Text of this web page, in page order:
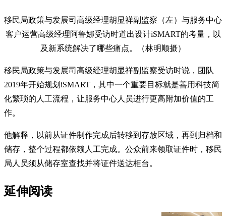
移民局政策与发展司高级经理胡显祥副监察（左）与服务中心
客户运营高级经理阿鲁娜受访时道出设计iSMART的考量，以
及新系统解决了哪些痛点。（林明顺摄）
移民局政策与发展司高级经理胡显祥副监察受访时说，团队
2019年开始规划iSMART，其中一个重要目标就是善用科技简
化繁琐的人工流程，让服务中心人员进行更高附加价值的工
作。
他解释，以前从证件制作完成后转移到存放区域，再到归档和
储存，整个过程都依赖人工完成。公众前来领取证件时，移民
局人员须从储存室查找并将证件送达柜台。
延伸阅读